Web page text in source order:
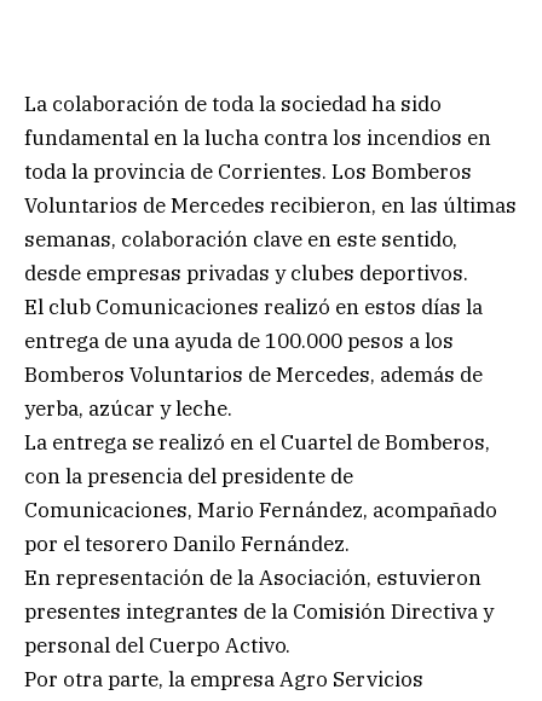
La colaboración de toda la sociedad ha sido
fundamental en la lucha contra los incendios en
toda la provincia de Corrientes. Los Bomberos
Voluntarios de Mercedes recibieron, en las últimas
semanas, colaboración clave en este sentido,
desde empresas privadas y clubes deportivos.
El club Comunicaciones realizó en estos días la
entrega de una ayuda de 100.000 pesos a los
Bomberos Voluntarios de Mercedes, además de
yerba, azúcar y leche.
La entrega se realizó en el Cuartel de Bomberos,
con la presencia del presidente de
Comunicaciones, Mario Fernández, acompañado
por el tesorero Danilo Fernández.
En representación de la Asociación, estuvieron
presentes integrantes de la Comisión Directiva y
personal del Cuerpo Activo.
Por otra parte, la empresa Agro Servicios